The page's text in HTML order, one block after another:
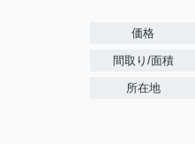
価格
間取り/面積
所在地